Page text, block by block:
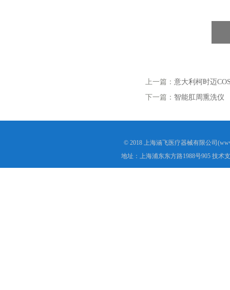
上一篇： 意大利柯时迈
下一篇： 智能肛周熏洗仪
© 2018 上海涵飞医疗器械有限公司
地址：上海浦东东方路1988号905 技术